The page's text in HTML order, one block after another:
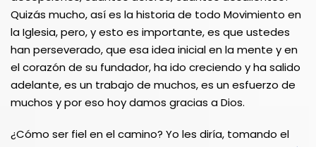
Quizás mucho, así es la historia de todo Movimiento en
la Iglesia, pero, y esto es importante, es que ustedes
han perseverado, que esa idea inicial en la mente y en
el corazón de su fundador, ha ido creciendo y ha salido
adelante, es un trabajo de muchos, es un esfuerzo de
muchos y por eso hoy damos gracias a Dios.
¿Cómo ser fiel en el camino? Yo les diría, tomando el